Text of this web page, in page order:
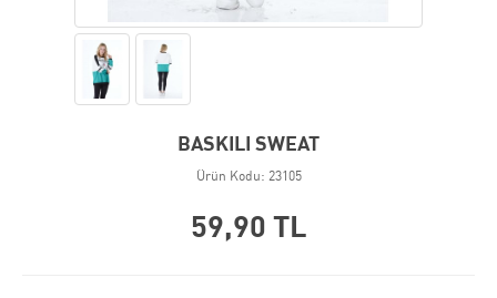
BASKILI SWEAT
Ürün Kodu: 23105
59,90 TL